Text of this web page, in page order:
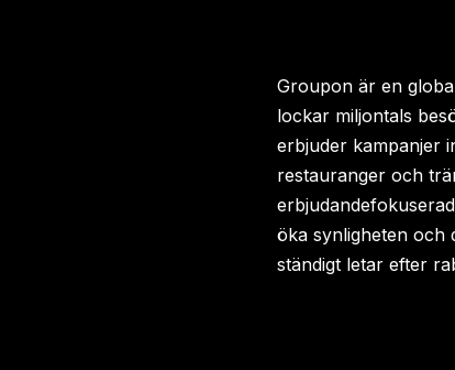
Groupon är en
lockar miljontals
erbjuder kampanjer
restauranger och
öka synligheten och
ständigt letar efter